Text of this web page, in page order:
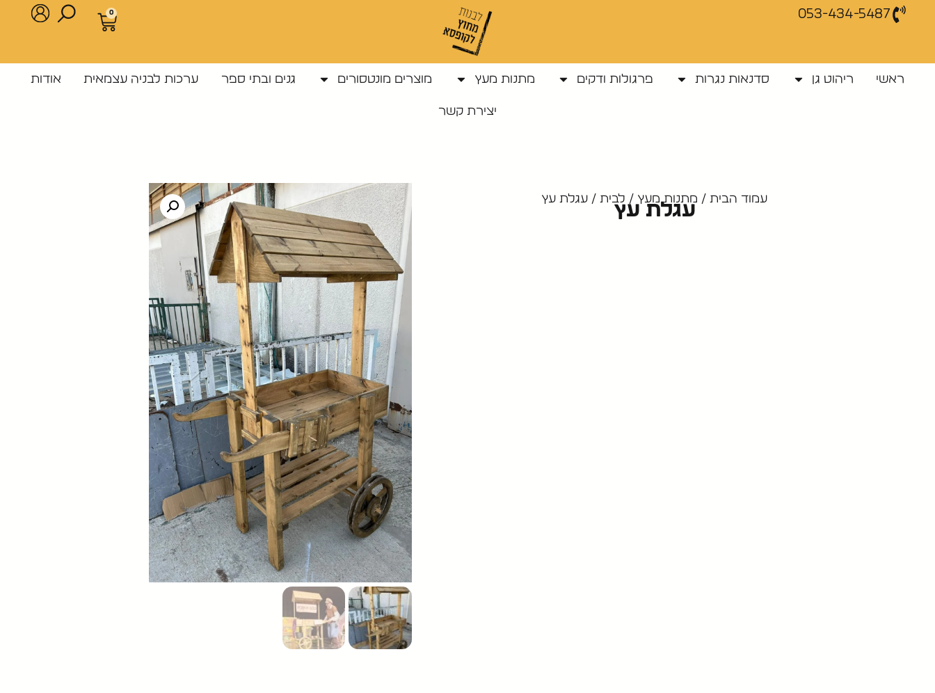
053-434-5487
0
ראשי ריהוט גן סדנאות נגרות פרגולות ודקים מתנות מעץ מוצרים מונטסורים גנים ובתי ספר ערכות לבניה עצמאית אודות
יצירת קשר
עמוד הבית/ מתנות מעץ / לבית/ עגלת עץ
עגלת עץ